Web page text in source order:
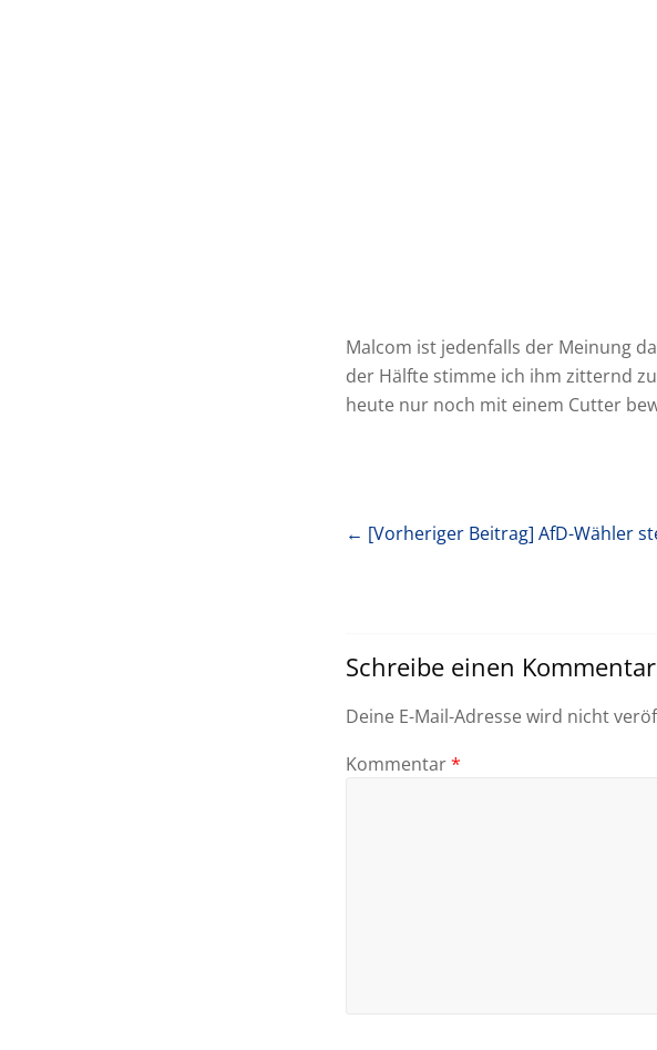
Malcom ist jedenfalls der Meinung
der Hälfte stimme ich ihm zitternd
heute nur noch mit einem Cutter
← [Vorheriger Beitrag] AfD-Wähler
Schreibe einen Kommentar
Deine E-Mail-Adresse wird nicht
Kommentar*